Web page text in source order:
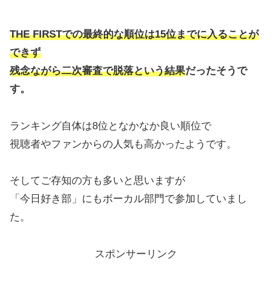
THE FIRSTでの最終的な順位は15位までに入ることが
できず
残念ながら二次審査で脱落という結果だったそうで
す。
ランキング自体は8位となかなか良い順位で
視聴者やファンからの人気も高かったようです。
そしてご存知の方も多いと思いますが
「今日好き部」にもボーカル部門で参加していまし
た。
スポンサーリンク